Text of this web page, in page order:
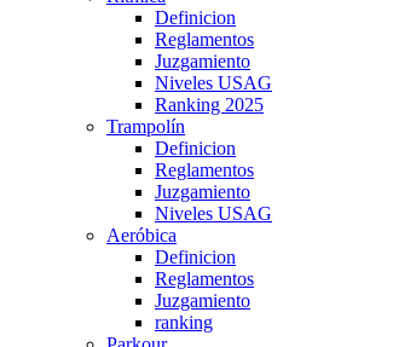
Definicion
Reglamentos
Juzgamiento
Niveles USAG
Ranking 2025
Trampolín
Definicion
Reglamentos
Juzgamiento
Niveles USAG
Aeróbica
Definicion
Reglamentos
Juzgamiento
ranking